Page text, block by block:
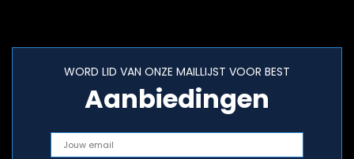
WORD LID VAN ONZE MAILLIJST VOOR BEST
Aanbiedingen